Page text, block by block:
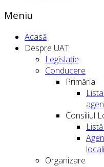
Meniu
Acasă
Despre UAT
Legislație
Conducere
Primăria
Consiliul
locali
Organizare